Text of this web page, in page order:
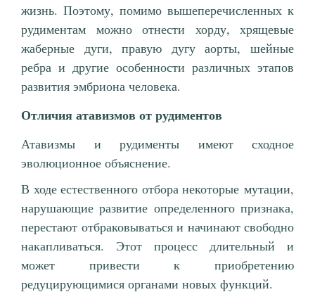
жизнь. Поэтому, помимо вышеперечисленных к
рудиментам можно отнести хорду, хрящевые
жаберные дуги, правую дугу аорты, шейные
ребра и другие особенности различных этапов
развития эмбриона человека.
Отличия атавизмов от рудиментов
Атавизмы и рудименты имеют сходное
эволюционное объяснение.
В ходе естественного отбора некоторые мутации,
нарушающие развитие определенного признака,
перестают отбраковываться и начинают свободно
накапливаться. Этот процесс длительный и
может привести к приобретению
редуцирующимися органами новых функций.